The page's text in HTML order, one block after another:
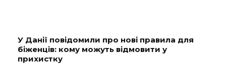
У Данії повідомили про нові правила для
біженців: кому можуть відмовити у
прихистку